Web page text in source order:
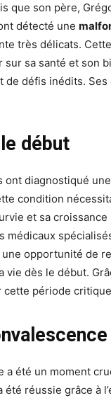
que son père,
détecté une
très délicats.
sa santé et son
de défis inédits.
début
ont diagnostiqué une
condition
et sa
opportunité de
dès le début.
période
a été un moment
été réussie grâce à